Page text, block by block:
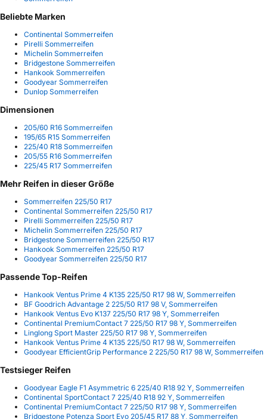
Beliebte Marken
Continental Sommerreifen
Pirelli Sommerreifen
Michelin Sommerreifen
Bridgestone Sommerreifen
Hankook Sommerreifen
Goodyear Sommerreifen
Dunlop Sommerreifen
Dimensionen
205/60 R16 Sommerreifen
195/65 R15 Sommerreifen
225/40 R18 Sommerreifen
205/55 R16 Sommerreifen
225/45 R17 Sommerreifen
Mehr Reifen in dieser Größe
Sommerreifen 225/50 R17
Continental Sommerreifen 225/50 R17
Pirelli Sommerreifen 225/50 R17
Michelin Sommerreifen 225/50 R17
Bridgestone Sommerreifen 225/50 R17
Hankook Sommerreifen 225/50 R17
Goodyear Sommerreifen 225/50 R17
Passende Top-Reifen
Hankook Ventus Prime 4 K135 225/50 R17 98 W, Sommerreifen
BF Goodrich Advantage 2 225/50 R17 98 V, Sommerreifen
Hankook Ventus Evo K137 225/50 R17 98 Y, Sommerreifen
Continental PremiumContact 7 225/50 R17 98 Y, Sommerreifen
Linglong Sport Master 225/50 R17 98 Y, Sommerreifen
Hankook Ventus Prime 4 K135 225/50 R17 98 W, Sommerreifen
Goodyear EfficientGrip Performance 2 225/50 R17 98 W, Sommerreifen
Testsieger Reifen
Goodyear Eagle F1 Asymmetric 6 225/40 R18 92 Y, Sommerreifen
Continental SportContact 7 225/40 R18 92 Y, Sommerreifen
Continental PremiumContact 7 225/50 R17 98 Y, Sommerreifen
Bridgestone Potenza Sport Evo 205/45 R17 88 Y, Sommerreifen